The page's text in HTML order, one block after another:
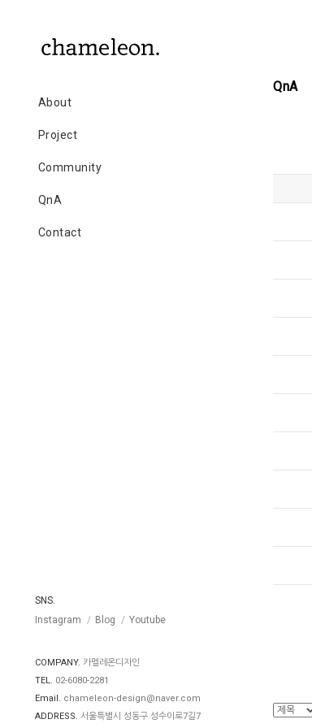
About
Project
Community
QnA
Contact
SNS.
Instagram
Blog Youtube
COMPANY. 카멜레온디자인
TEL.
02-6080-2281
Email.
chameleon-design@naver.com
ADDRESS. 서울특별시 성동구 성수이로7길7
QnA